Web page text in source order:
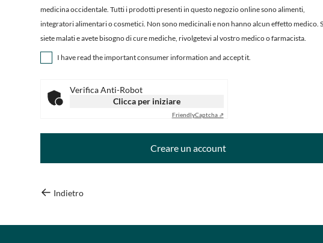
medicina occidentale. Tutti i prodotti presenti in questo negozio online sono alimenti,
integratori alimentari o cosmetici. Non sono medicinali e non hanno alcun effetto medico.
siete malati e avete bisogno di cure mediche, rivolgetevi al vostro medico o farmacista.
I have read the important consumer information and accept it.
Verifica Anti-Robot
Clicca per iniziare
FriendlyCaptcha ⇗
Creare un account
Indietro